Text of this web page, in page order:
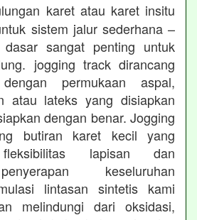
karet atau karet insitu
sistem jalur sederhana –
dasar sangat penting untuk
jogging track dirancang
permukaan aspal,
atau lateks yang disiapkan
dengan benar. Jogging
butiran karet kecil yang
fleksibilitas lapisan dan
keseluruhan
lintasan sintetis kami
melindungi dari oksidasi,